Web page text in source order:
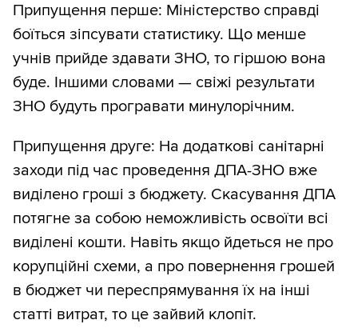
Припущення перше: Міністерство справді
боїться зіпсувати статистику. Що менше
учнів прийде здавати ЗНО, то гіршою вона
буде. Іншими словами — свіжі результати
ЗНО будуть програвати минулорічним.
Припущення друге: На додаткові санітарні
заходи під час проведення ДПА-ЗНО вже
виділено гроші з бюджету. Скасування ДПА
потягне за собою неможливість освоїти всі
виділені кошти. Навіть якщо йдеться не про
корупційні схеми, а про повернення грошей
в бюджет чи переспрямування їх на інші
статті витрат, то це зайвий клопіт.